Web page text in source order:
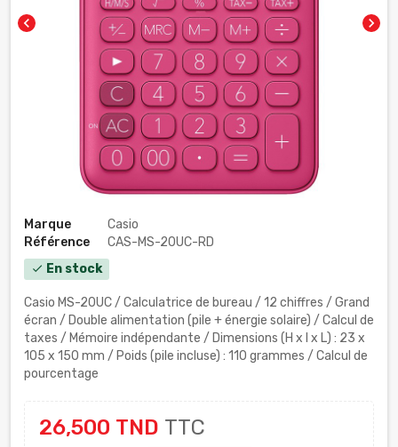
chevron_left chevron_right
Marque
Casio
Référence
CAS-MS-20UC-RD
check En stock
Casio MS-20UC / Calculatrice de bureau / 12 chiffres / Grand
écran / Double alimentation (pile + énergie solaire) / Calcul de
taxes / Mémoire indépendante / Dimensions (H x l x L) : 23 x
105 x 150 mm / Poids (pile incluse) : 110 grammes / Calcul de
pourcentage
26,500 TND TTC